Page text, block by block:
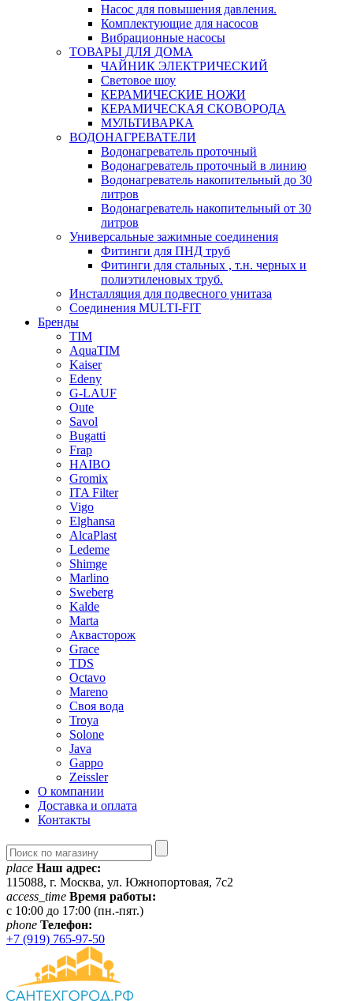
Насос для повышения давления.
Комплектующие для насосов
Вибрационные насосы
ТОВАРЫ ДЛЯ ДОМА
ЧАЙНИК ЭЛЕКТРИЧЕСКИЙ
Световое шоу
КЕРАМИЧЕСКИЕ НОЖИ
КЕРАМИЧЕСКАЯ СКОВОРОДА
МУЛЬТИВАРКА
ВОДОНАГРЕВАТЕЛИ
Водонагреватель проточный
Водонагреватель проточный в линию
Водонагреватель накопительный до 30
литров
Водонагреватель накопительный от 30
литров
Универсальные зажимные соединения
Фитинги для ПНД труб
Фитинги для стальных , т.н. черных и
полиэтиленовых труб.
Инсталляция для подвесного унитаза
Соединения MULTI-FIT
Бренды
TIM
AquaTIM
Kaiser
Edeny
G-LAUF
Oute
Savol
Bugatti
Frap
HAIBO
Gromix
ITA Filter
Vigo
Elghansa
AlcaPlast
Ledeme
Shimge
Marlino
Sweberg
Kalde
Marta
Аквасторож
Grace
TDS
Octavo
Mareno
Своя вода
Troya
Solone
Java
Gappo
Zeissler
О компании
Доставка и оплата
Контакты
place Наш адрес:
115088, г. Москва, ул. Южнопортовая, 7с2
access_time Время работы:
c 10:00 до 17:00 (пн.-пят.)
phone Телефон:
+7 (919) 765-97-50